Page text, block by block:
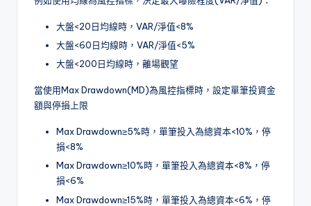
大盤<20日均線時，VAR/淨值<8%
大盤<60日均線時，VAR/淨值<5%
大盤<200日均線時，離場觀望
當使用Max Drawdown(MD)為風控指標時，設定單筆投資金
額與停損上限
Max Drawdown≥5%時，單筆投入為總資本<10%，停
損<8%
Max Drawdown≥10%時，單筆投入為總資本<8%，停
損<6%
Max Drawdown≥15%時，單筆投入為總資本<6%，停